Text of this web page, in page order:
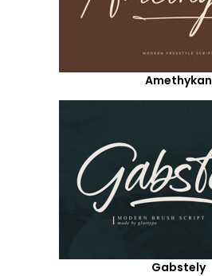
Amethykan
Gabstely